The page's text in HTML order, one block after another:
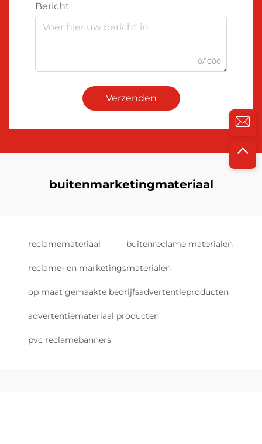
Bericht
0/1000
Verzenden
buitenmarketingmateriaal
reclamemateriaal buitenreclame materialen
reclame- en marketingsmaterialen
op maat gemaakte bedrijfsadvertentieproducten
advertentiemateriaal producten
pvc reclamebanners